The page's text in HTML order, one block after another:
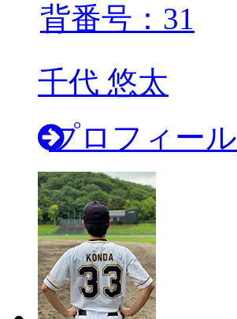
背番号：31
千代 悠太
プロフィール